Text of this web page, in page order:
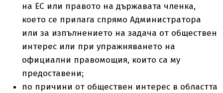
на ЕС или правото на държавата членка,
което се прилага спрямо Администратора
или за изпълнението на задача от обществен
интерес или при упражняването на
официални правомощия, които са му
предоставени;
по причини от обществен интерес в областта